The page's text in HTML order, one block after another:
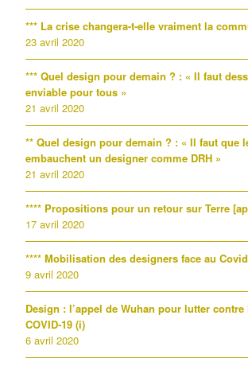
*** La crise changera-t-elle vraiment la
23 avril 2020
*** Quel design pour demain ? : « Il faut
enviable pour tous »
21 avril 2020
** Quel design pour demain ? : « Il faut que
embauchent un designer comme DRH »
21 avril 2020
**** Propositions pour un retour sur Terre
17 avril 2020
**** Mobilisation des designers face au
9 avril 2020
Design : l’appel de Wuhan pour lutter
COVID-19 (i)
6 avril 2020